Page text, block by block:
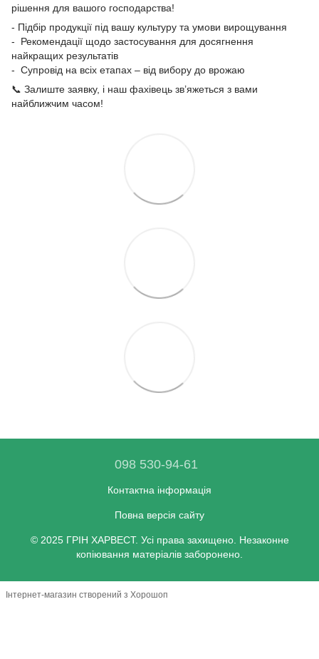
рішення для вашого господарства!
- Підбір продукції під вашу культуру та умови вирощування
- Рекомендації щодо застосування для досягнення
найкращих результатів
- Супровід на всіх етапах – від вибору до врожаю
📞 Залиште заявку, і наш фахівець зв’яжеться з вами
найближчим часом!
098 530-94-61
Контактна інформація
Повна версія сайту
© 2025 ГРІН ХАРВЕСТ. Усі права захищено. Незаконне
копіювання матеріалів заборонено.
Інтернет-магазин створений з Хорошоп